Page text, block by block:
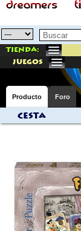
Tienda:
juegos
Producto Foro
Cesta